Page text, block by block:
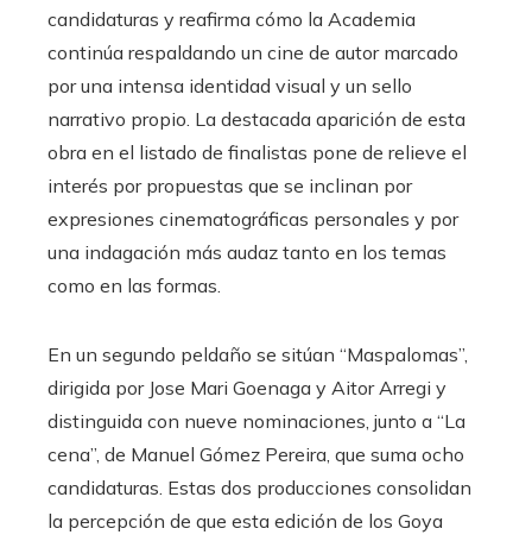
candidaturas y reafirma cómo la Academia
continúa respaldando un cine de autor marcado
por una intensa identidad visual y un sello
narrativo propio. La destacada aparición de esta
obra en el listado de finalistas pone de relieve el
interés por propuestas que se inclinan por
expresiones cinematográficas personales y por
una indagación más audaz tanto en los temas
como en las formas.
En un segundo peldaño se sitúan “Maspalomas”,
dirigida por Jose Mari Goenaga y Aitor Arregi y
distinguida con nueve nominaciones, junto a “La
cena”, de Manuel Gómez Pereira, que suma ocho
candidaturas. Estas dos producciones consolidan
la percepción de que esta edición de los Goya